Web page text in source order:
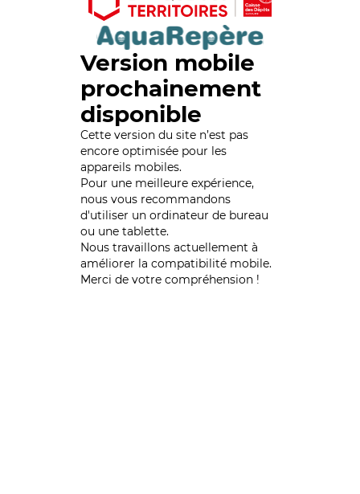
Version mobile
prochainement
disponible
Cette version du site n’est pas
encore optimisée pour les
appareils mobiles.
Pour une meilleure expérience,
nous vous recommandons
d'utiliser un ordinateur de bureau
ou une tablette.
Nous travaillons actuellement à
améliorer la compatibilité mobile.
Merci de votre compréhension !